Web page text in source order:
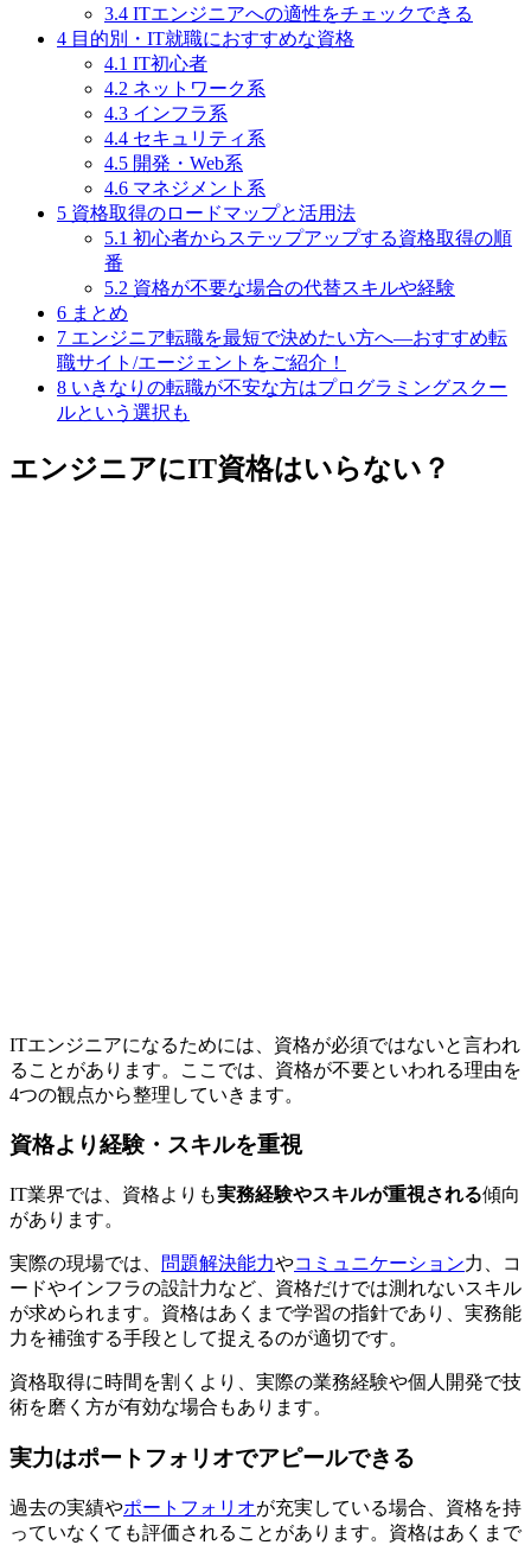
3.4 ITエンジニアへの適性をチェックできる
4 目的別・IT就職におすすめな資格
4.1 IT初心者
4.2 ネットワーク系
4.3 インフラ系
4.4 セキュリティ系
4.5 開発・Web系
4.6 マネジメント系
5 資格取得のロードマップと活用法
5.1 初心者からステップアップする資格取得の順
番
5.2 資格が不要な場合の代替スキルや経験
6 まとめ
7 エンジニア転職を最短で決めたい方へ―おすすめ転
職サイト/エージェントをご紹介！
8 いきなりの転職が不安な方はプログラミングスクー
ルという選択も
エンジニアにIT資格はいらない？
ITエンジニアになるためには、資格が必須ではないと言われ
ることがあります。ここでは、資格が不要といわれる理由を
4つの観点から整理していきます。
資格より経験・スキルを重視
IT業界では、資格よりも実務経験やスキルが重視される傾向
があります。
実際の現場では、 問題解決能力やコミュニケーション力、コ
ードやインフラの設計力など、資格だけでは測れないスキル
が求められます。資格はあくまで学習の指針であり、実務能
力を補強する手段として捉えるのが適切です。
資格取得に時間を割くより、実際の業務経験や個人開発で技
術を磨く方が有効な場合もあります。
実力はポートフォリオでアピールできる
過去の実績やポートフォリオが充実している場合、資格を持
っていなくても評価されることがあります。資格はあくまで